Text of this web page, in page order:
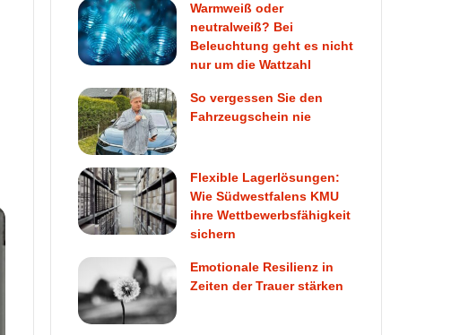
Warmweiß oder
neutralweiß? Bei
Beleuchtung geht es nicht
nur um die Wattzahl
So vergessen Sie den
Fahrzeugschein nie
Flexible Lagerlösungen:
Wie Südwestfalens KMU
ihre Wettbewerbsfähigkeit
sichern
Emotionale Resilienz in
Zeiten der Trauer stärken